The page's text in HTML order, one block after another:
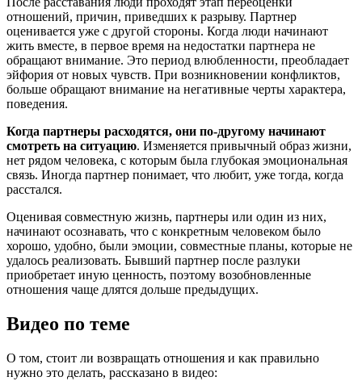
отношений, причин, приведших к разрыву. Партнер
оценивается уже с другой стороны. Когда люди начинают
жить вместе, в первое время на недостатки партнера не
обращают внимание. Это период влюбленности, преобладает
эйфория от новых чувств. При возникновении конфликтов,
больше обращают внимание на негативные черты характера,
поведения.
Когда партнеры расходятся, они по-другому начинают
смотреть на ситуацию. Изменяется привычный образ жизни,
нет рядом человека, с которым была глубокая эмоциональная
связь. Иногда партнер понимает, что любит, уже тогда, когда
расстался.
Оценивая совместную жизнь, партнеры или один из них,
начинают осознавать, что с конкретным человеком было
хорошо, удобно, были эмоции, совместные планы, которые не
удалось реализовать. Бывший партнер после разлуки
приобретает иную ценность, поэтому возобновленные
отношения чаще длятся дольше предыдущих.
Видео по теме
О том, стоит ли возвращать отношения и как правильно
нужно это делать, рассказано в видео: